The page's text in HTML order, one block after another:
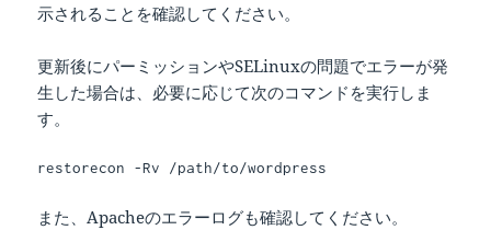
示されることを確認してください。
更新後にパーミッションやSELinuxの問題でエラーが発
生した場合は、必要に応じて次のコマンドを実行しま
す。
restorecon -Rv /path/to/wordpress
また、Apacheのエラーログも確認してください。